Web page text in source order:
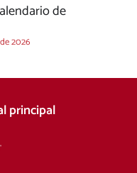
de
2026
principal